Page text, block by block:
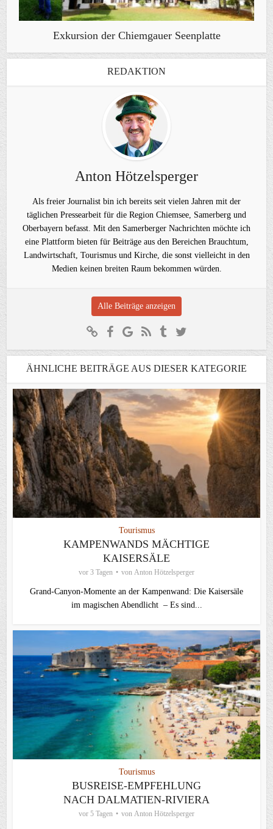
Exkursion der Chiemgauer Seenplatte
REDAKTION
Anton Hötzelsperger
Als freier Journalist bin ich bereits seit vielen Jahren mit der
täglichen Pressearbeit für die Region Chiemsee, Samerberg und
Oberbayern befasst. Mit den Samerberger Nachrichten möchte ich
eine Plattform bieten für Beiträge aus den Bereichen Brauchtum,
Landwirtschaft, Tourismus und Kirche, die sonst vielleicht in den
Medien keinen breiten Raum bekommen würden.
Alle Beiträge anzeigen
ÄHNLICHE BEITRÄGE AUS DIESER KATEGORIE
Tourismus
KAMPENWANDS MÄCHTIGE
KAISERSÄLE
vor 3 Tagen von Anton Hötzelsperger
Grand-Canyon-Momente an der Kampenwand: Die Kaisersäle
im magischen Abendlicht – Es sind...
Tourismus
BUSREISE-EMPFEHLUNG
NACH DALMATIEN-RIVIERA
vor 5 Tagen von Anton Hötzelsperger